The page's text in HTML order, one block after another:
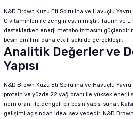
N&D Brown Kuzu Eti Spirulina ve Havuçlu Yavru
C vitaminleri ile zenginleştirilmiştir. Taurin ve L-
desteklerken enerji metabolizmasını
besin emilimi daha etkili şekilde gerçekleşir.
Analitik Değerler ve
Yapısı
N&D Brown Kuzu Eti Spirulina ve Havuçlu Yavru
protein ve yüzde 22 yağ oranı ile yüksek enerji
nem oranı ile dengeli bir besin yapısı sunar.
gelişimi açısından ideal seviyededir. N&D